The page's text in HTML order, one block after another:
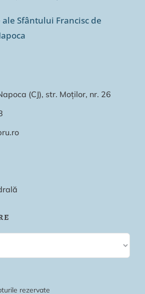
Sfântului Francisc de
(CJ), str. Moților, nr. 26
rezervate